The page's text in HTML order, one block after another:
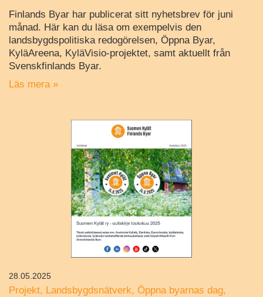
Finlands Byar har publicerat sitt nyhetsbrev för juni
månad. Här kan du läsa om exempelvis den
landsbygdspolitiska redogörelsen, Öppna Byar,
KyläAreena, KyläVisio-projektet, samt aktuellt från
Svenskfinlands Byar.
Läs mera »
Projekt Landsbygdsnätverk Öppna byarnas dag
28.05.2025